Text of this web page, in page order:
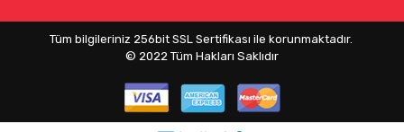
Tüm bilgileriniz 256bit SSL Sertifikası ile korunmaktadır.
© 2022 Tüm Hakları Saklıdır